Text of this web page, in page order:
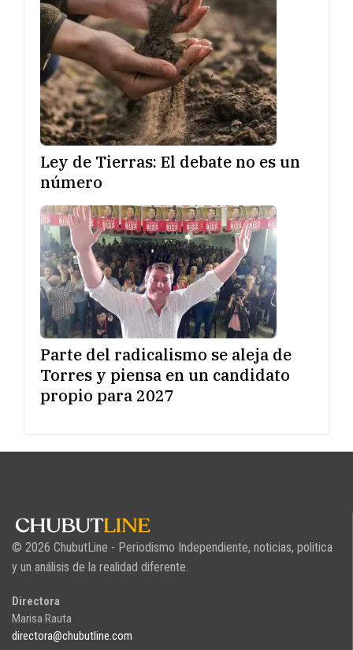
Ley de Tierras: El debate no es un
número
Parte del radicalismo se aleja de
Torres y piensa en un candidato
propio para 2027
© 2026 ChubutLine - Periodismo Independiente, noticias, politica
y un análisis de la realidad diferente.
Directora
Marisa Rauta
directora@chubutline.com